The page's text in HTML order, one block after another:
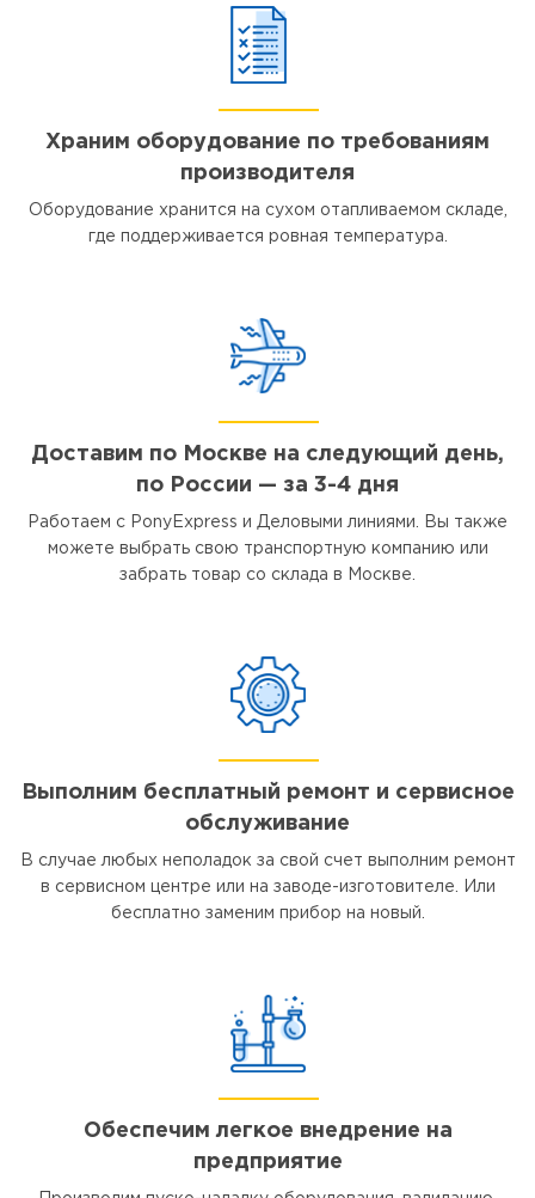
Храним оборудование по требованиям
производителя
Оборудование хранится на сухом отапливаемом складе,
где поддерживается ровная температура.
Доставим по Москве на следующий день,
по России — за 3-4 дня
Работаем с PonyExpress и Деловыми линиями. Вы также
можете выбрать свою транспортную компанию или
забрать товар со склада в Москве.
Выполним бесплатный ремонт и сервисное
обслуживание
В случае любых неполадок за свой счет выполним ремонт
в сервисном центре или на заводе-изготовителе. Или
бесплатно заменим прибор на новый.
Обеспечим легкое внедрение на
предприятие